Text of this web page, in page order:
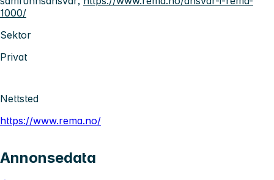
1000/
Sektor
Privat
Nettsted
https://www.rema.no/
Annonsedata